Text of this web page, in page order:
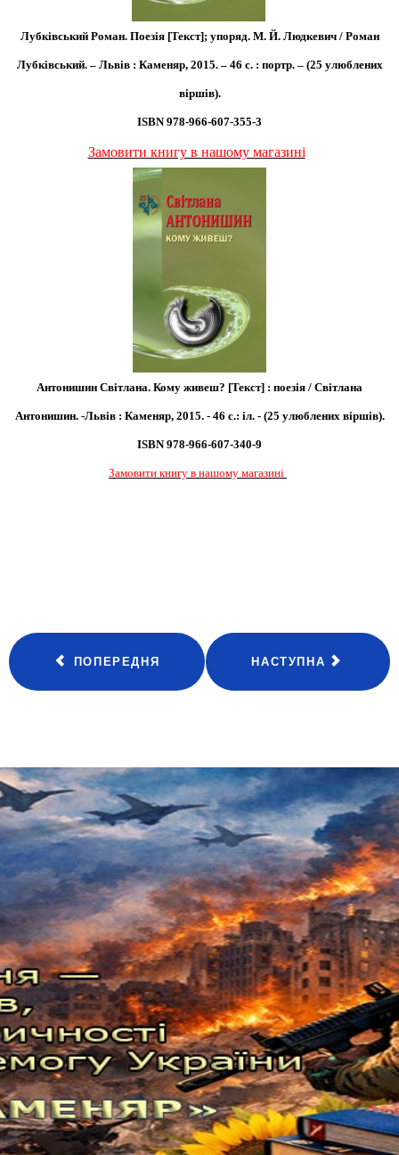
Лубківський Роман. Поезія [Текст]; упоряд. М. Й. Людкевич / Роман
Лубківський. – Львів : Каменяр, 2015. – 46 с. : портр. – (25 улюблених
віршів).
ISBN 978-966-607-355-3
Замовити книгу в нашому магазині
Антонишин Світлана. Кому живеш? [Текст] : поезія / Світлана
Антонишин. -Львів : Каменяр, 2015. - 46 с.: іл. - (25 улюблених віршів).
ISBN 978-966-607-340-9
Замовити книгу в нашому магазині
ПОПЕРЕДНЯ НАСТУПНА